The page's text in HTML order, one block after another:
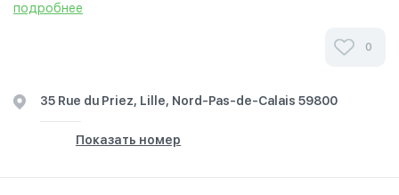
подробнее
0
35 Rue du Priez, Lille, Nord-Pas-de-Calais 59800
Показать номер